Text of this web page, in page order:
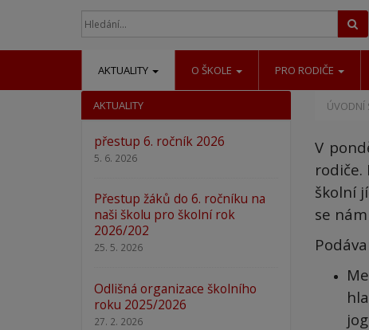
AKTUALITY O ŠKOLE PRO RODIČE
ÚVODNÍ
V
rodiče.
školní
se
AKTUALITY
přestup 6. ročník 2026
5. 6. 2026
Přestup žáků do 6. ročníku na
naši školu pro školní rok
2026/202
25. 5. 2026
Odlišná organizace školního
roku 2025/2026
27. 2. 2026